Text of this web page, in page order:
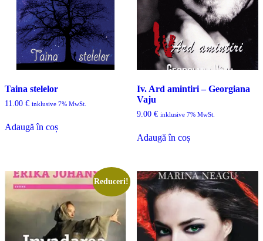
Taina stelelor
11.00 € inklusive 7% MwSt.
Adaugă în coș
Iv. Ard amintiri – Georgiana
Vaju
9.00 € inklusive 7% MwSt.
Adaugă în coș
Reduceri!